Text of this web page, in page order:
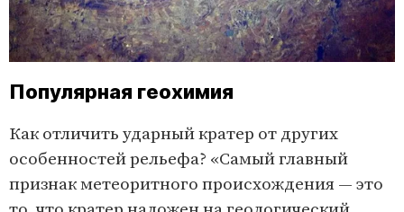
Популярная геохимия
Как отличить ударный кратер от других
особенностей рельефа? «Самый главный
признак метеоритного происхождения — это